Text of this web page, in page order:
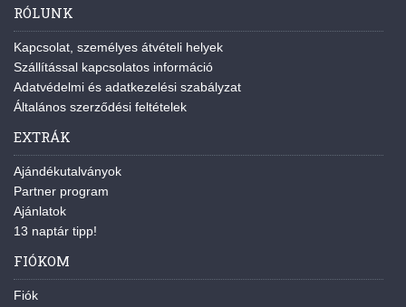
RÓLUNK
Kapcsolat, személyes átvételi helyek
Szállítással kapcsolatos információ
Adatvédelmi és adatkezelési szabályzat
Általános szerződési feltételek
EXTRÁK
Ajándékutalványok
Partner program
Ajánlatok
13 naptár tipp!
FIÓKOM
Fiók